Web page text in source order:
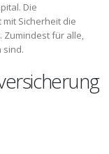
Die
Sicherheit die
Zumindest für alle,
sind.